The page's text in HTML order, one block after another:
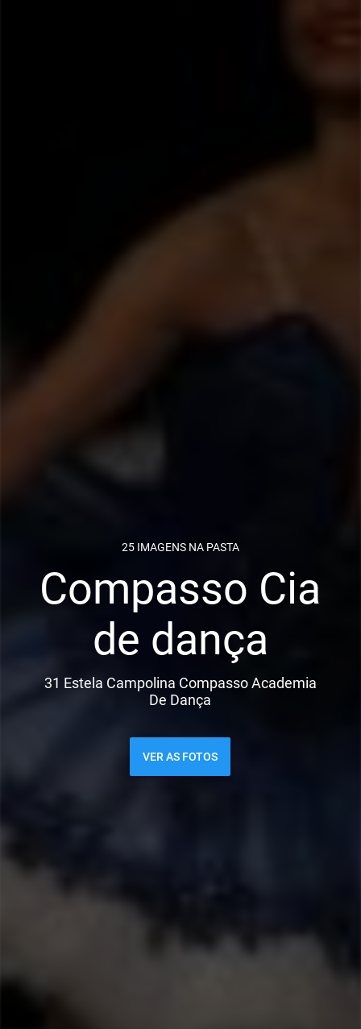
25 IMAGENS NA PASTA
Compasso Cia
de dança
31 Estela Campolina Compasso Academia
De Dança
VER AS FOTOS